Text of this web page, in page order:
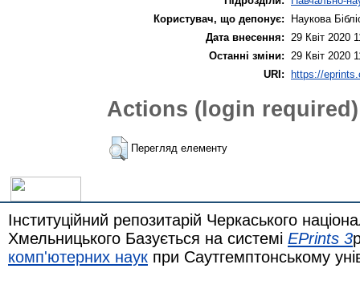
Користувач, що депонує:
Наукова
Дата внесення:
29 Квіт 2020
Останні зміни:
29 Квіт 2020
URI: https://
Actions (login required)
Перегляд елементу
Інституційний репозитарій Черкаського
Хмельницького Базується на системі EPrints 3
комп'ютерних наук при Саутгемптонському